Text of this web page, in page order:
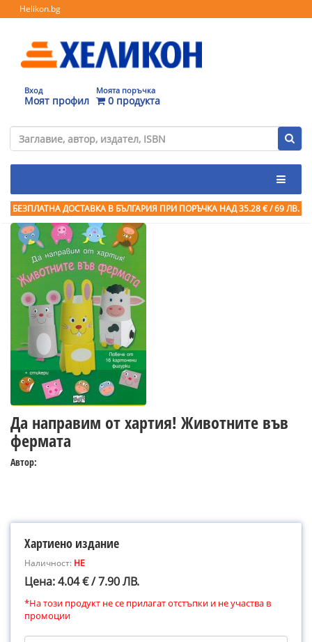
Helikon.bg
Вход
Моят профил
Моята поръчка
0 продукта
БЕЗПЛАТНА ДОСТАВКА В БЪЛГАРИЯ ПРИ ПОРЪЧКА НАД 35.28 € / 69 ЛВ.
Да направим от хартия! Животните във
фермата
Автор:
Хартиено издание
Наличност: НЕ
Цена: 4.04 € / 7.90 ЛВ.
*На този продукт не се прилагат отстъпки и не участва в
промоции